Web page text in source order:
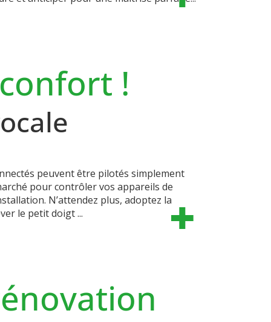
!
peuvent être pilotés simplement
pour contrôler vos appareils de
N’attendez plus, adoptez la
le petit doigt ...